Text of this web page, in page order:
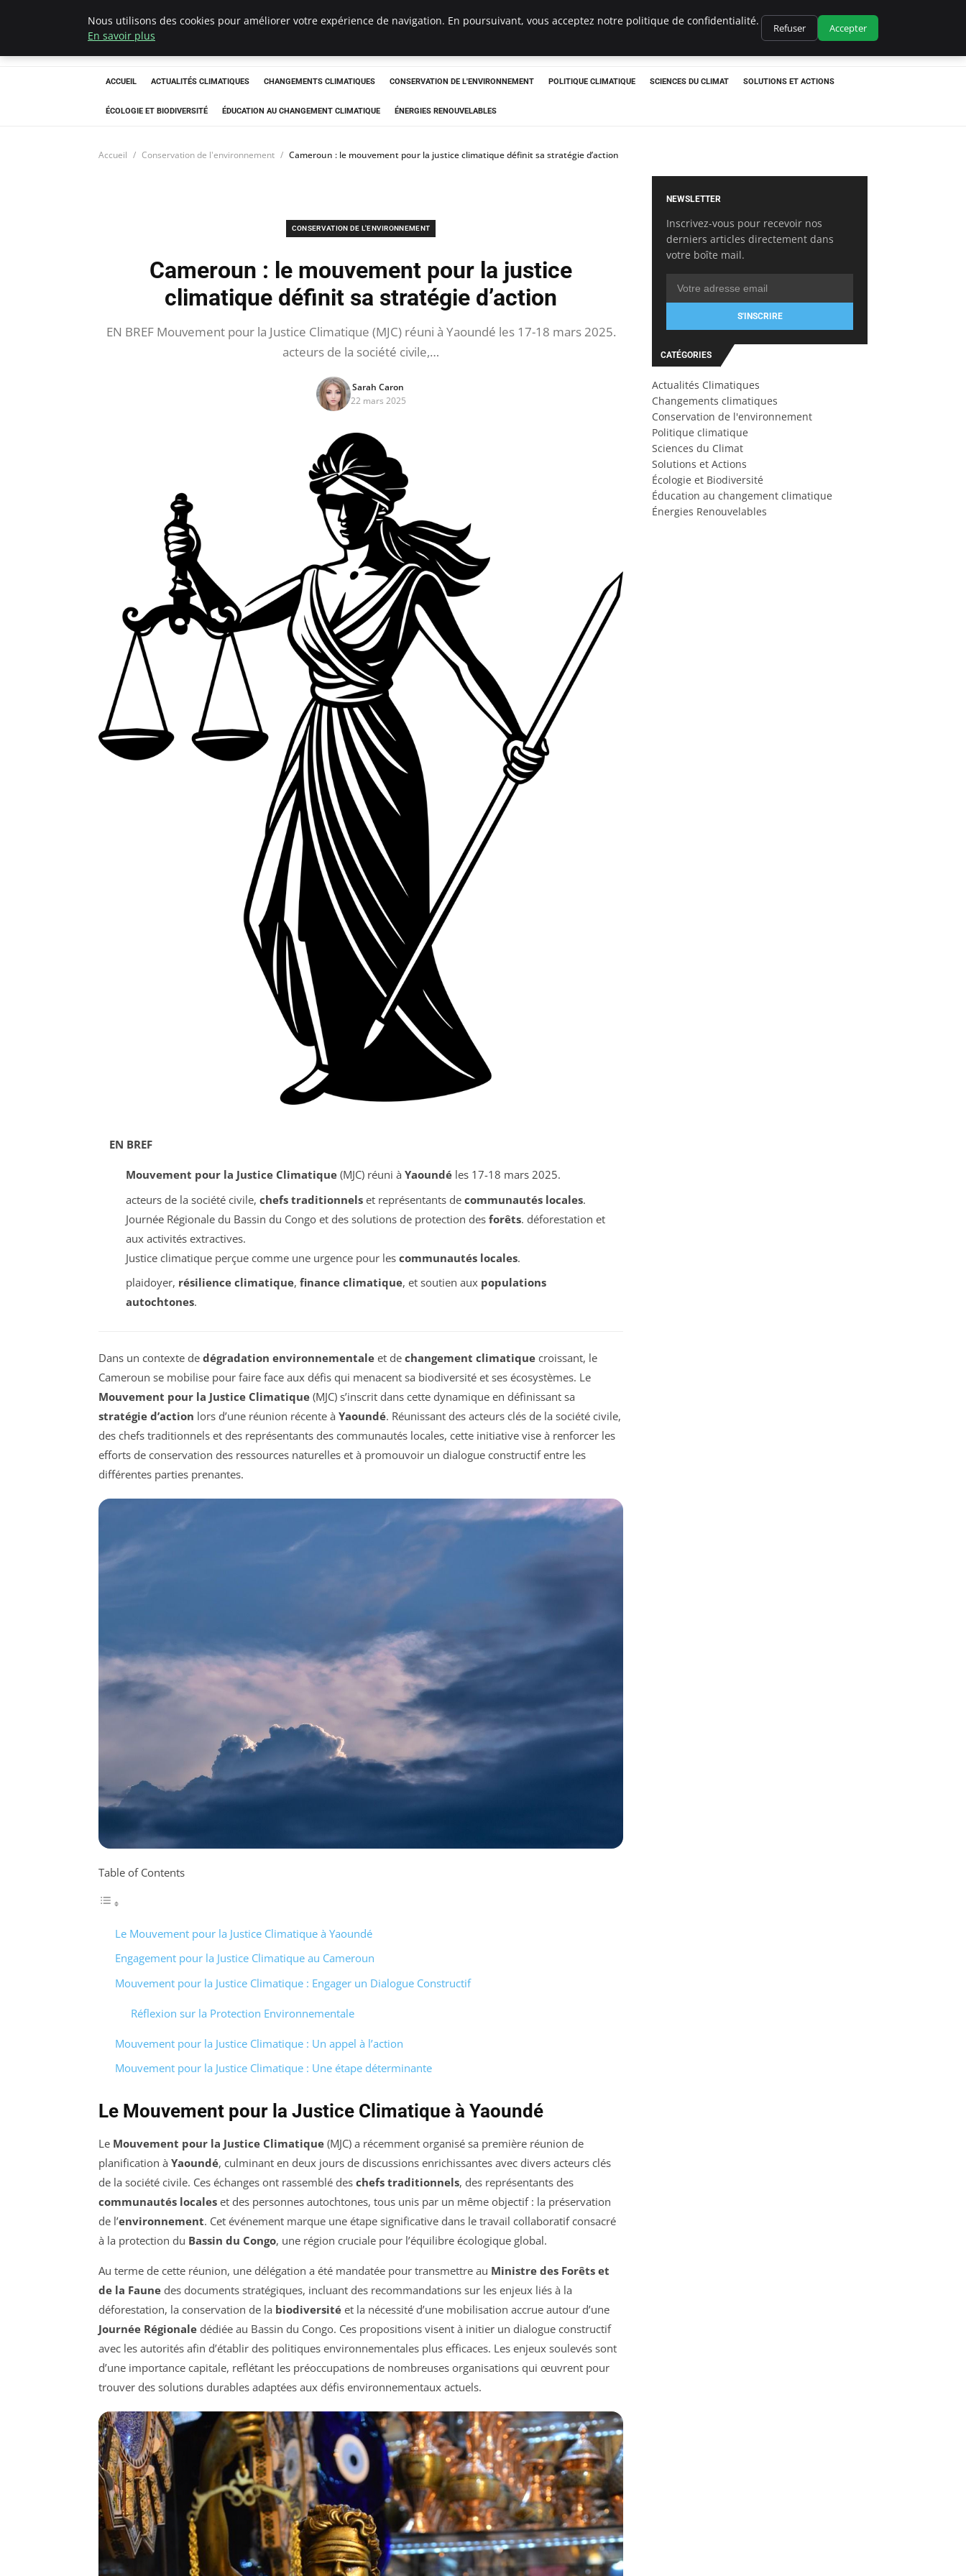
Climatedebtagents
ACCUEIL ACTUALITÉS CLIMATIQUES CHANGEMENTS CLIMATIQUES CONSERVATION DE L'ENVIRONNEMENT POLITIQUE CLIMATIQUE SCIENCES DU CLIMAT SOLUTIONS ET ACTIONS
ÉCOLOGIE ET BIODIVERSITÉ ÉDUCATION AU CHANGEMENT CLIMATIQUE ÉNERGIES RENOUVELABLES
Accueil Conservation de l'environnement Cameroun : le mouvement pour la justice climatique définit sa stratégie d’action
CONSERVATION DE L'ENVIRONNEMENT
Cameroun : le mouvement pour la justice
climatique définit sa stratégie d’action
EN BREF Mouvement pour la Justice Climatique (MJC) réuni à Yaoundé les 17-18 mars 2025.
acteurs de la société civile,…
Sarah Caron
22 mars 2025
EN BREF
Mouvement pour la Justice Climatique(MJC) réuni à Yaoundéles 17-18 mars 2025.
acteurs de la société civile, chefs traditionnelset représentants de communautés locales.
Journée Régionale du Bassin du Congo et des solutions de protection des forêts. déforestation et
aux activités extractives.
Justice climatique perçue comme une urgence pour les communautés locales.
plaidoyer, résilience climatique, finance climatique, et soutien aux populations
autochtones.
Dans un contexte de dégradation environnementale et de changement climatique croissant, le
Cameroun se mobilise pour faire face aux défis qui menacent sa biodiversité et ses écosystèmes. Le
Mouvement pour la Justice Climatique (MJC) s’inscrit dans cette dynamique en définissant sa
stratégie d’action lors d’une réunion récente à Yaoundé. Réunissant des acteurs clés de la société civile,
des chefs traditionnels et des représentants des communautés locales, cette initiative vise à renforcer les
efforts de conservation des ressources naturelles et à promouvoir un dialogue constructif entre les
différentes parties prenantes.
Table of Contents
Le Mouvement pour la Justice Climatique à Yaoundé
Engagement pour la Justice Climatique au Cameroun
Mouvement pour la Justice Climatique : Engager un Dialogue Constructif
Réflexion sur la Protection Environnementale
Mouvement pour la Justice Climatique : Un appel à l’action
Mouvement pour la Justice Climatique : Une étape déterminante
Le Mouvement pour la Justice Climatique à Yaoundé
Le Mouvement pour la Justice Climatique (MJC) a récemment organisé sa première réunion de
planification à Yaoundé, culminant en deux jours de discussions enrichissantes avec divers acteurs clés
de la société civile. Ces échanges ont rassemblé des chefs traditionnels, des représentants des
communautés locales et des personnes autochtones, tous unis par un même objectif : la préservation
de l’environnement. Cet événement marque une étape significative dans le travail collaboratif consacré
à la protection du Bassin du Congo, une région cruciale pour l’équilibre écologique global.
Au terme de cette réunion, une délégation a été mandatée pour transmettre au Ministre des Forêts et
de la Faune des documents stratégiques, incluant des recommandations sur les enjeux liés à la
déforestation, la conservation de la biodiversité et la nécessité d’une mobilisation accrue autour d’une
Journée Régionale dédiée au Bassin du Congo. Ces propositions visent à initier un dialogue constructif
avec les autorités afin d’établir des politiques environnementales plus efficaces. Les enjeux soulevés sont
d’une importance capitale, reflétant les préoccupations de nombreuses organisations qui œuvrent pour
trouver des solutions durables adaptées aux défis environnementaux actuels.
NEWSLETTER
Inscrivez-vous pour recevoir nos
derniers articles directement dans
votre boîte mail.
S'INSCRIRE
CATÉGORIES
Actualités Climatiques
Changements climatiques
Conservation de l'environnement
Politique climatique
Sciences du Climat
Solutions et Actions
Écologie et Biodiversité
Éducation au changement climatique
Énergies Renouvelables
Nous utilisons des cookies pour améliorer votre expérience de navigation. En poursuivant, vous acceptez notre politique de confidentialité.
En savoir plus
Refuser Accepter